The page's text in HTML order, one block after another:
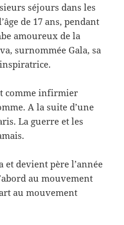
séjours dans les
de 17 ans, pendant
amoureux de la
surnommée Gala, sa
comme infirmier
A la suite d’une
La guerre et les
et devient père l’année
au mouvement
au mouvement